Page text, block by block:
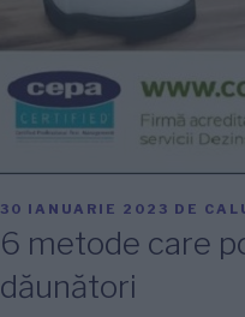
PUBLICAT
30 IANUARIE 2023 DE
6 metode care
dăunători